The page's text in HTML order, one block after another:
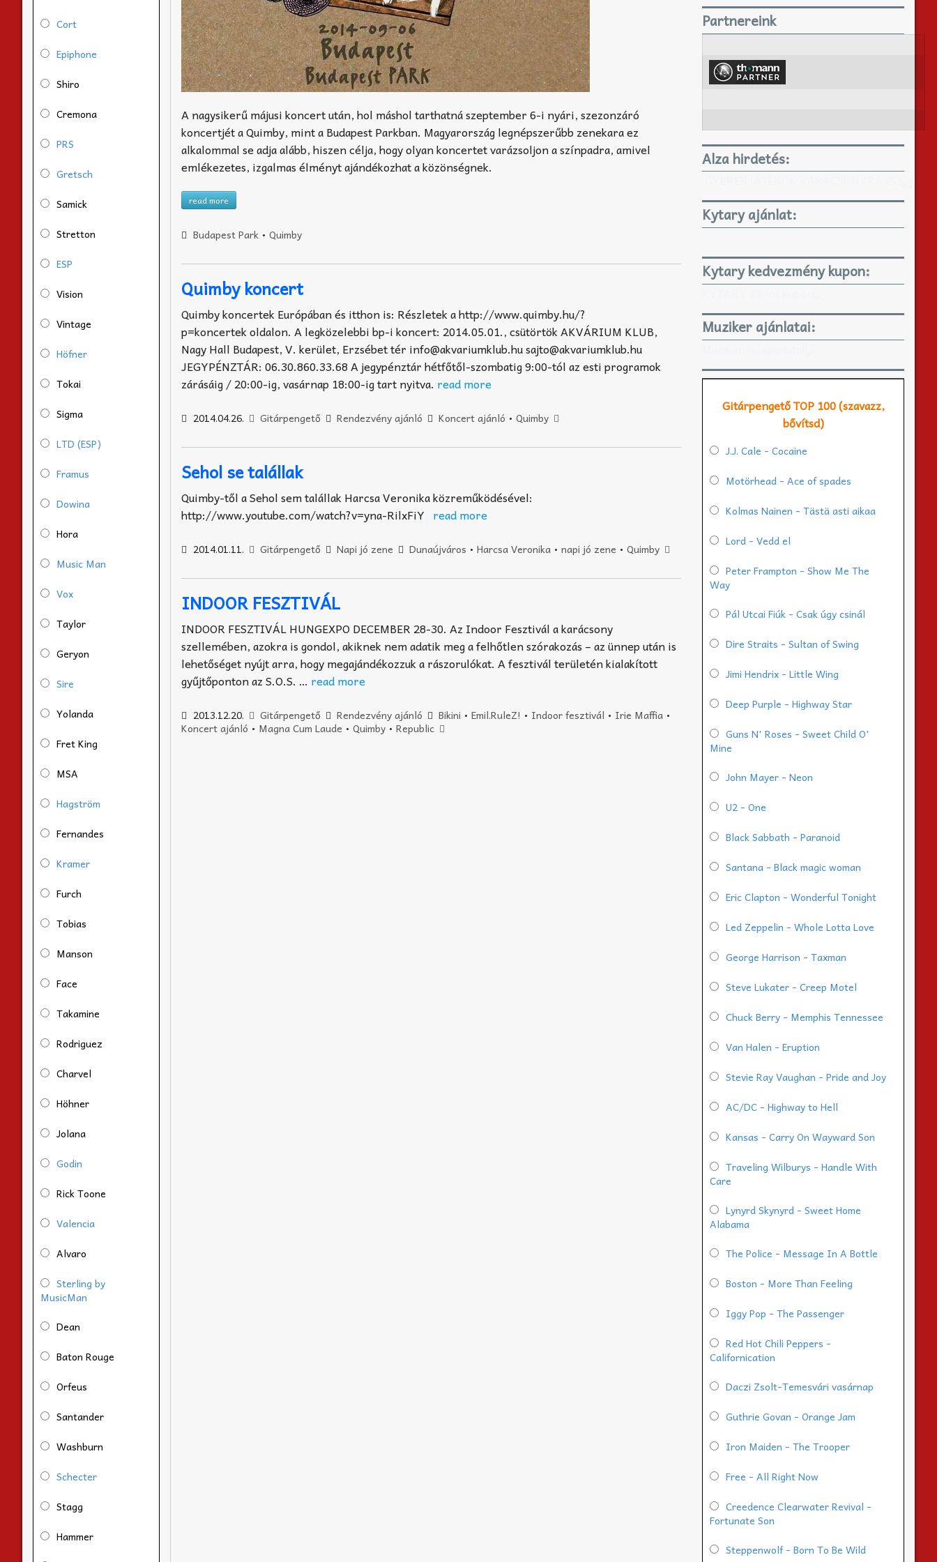
A nagysikerű májusi koncert után, hol máshol tarthatná szeptember 6-i nyári, szezonzáró
koncertjét a Quimby, mint a Budapest Parkban. Magyarország legnépszerűbb zenekara ez
alkalommal se adja alább, hiszen célja, hogy olyan koncertet varázsoljon a színpadra, amivel
emlékezetes, izgalmas élményt ajándékozhat a közönségnek.
read more
Budapest Park• Quimby
Quimby koncert
Quimby koncertek Európában és itthon is: Részletek a http://www.quimby.hu/?
p=koncertek oldalon. A legközelebbi bp-i koncert: 2014.05.01., csütörtök AKVÁRIUM KLUB,
Nagy Hall Budapest, V. kerület, Erzsébet tér info@akvariumklub.hu sajto@akvariumklub.hu
JEGYPÉNZTÁR: 06.30.860.33.68 A jegypénztár hétfőtől-szombatig 9:00-tól az esti programok
zárásáig / 20:00-ig, vasárnap 18:00-ig tart nyitva. read more
2014.04.26. Gitárpengető Rendezvény ajánló Koncert ajánló •Quimby
Sehol se talállak
Quimby-től a Sehol sem talállak Harcsa Veronika közreműködésével:
http://www.youtube.com/watch?v=yna-RilxFiY read more
2014.01.11. Gitárpengető Napi jó zene Dunaújváros •Harcsa Veronika •napi jó zene •Quimby
INDOOR FESZTIVÁL
INDOOR FESZTIVÁL HUNGEXPO DECEMBER 28-30. Az Indoor Fesztivál a karácsony
szellemében, azokra is gondol, akiknek nem adatik meg a felhőtlen szórakozás – az ünnep után is
lehetőséget nyújt arra, hogy megajándékozzuk a rászorulókat. A fesztivál területén kialakított
gyűjtőponton az S.O.S. … read more
2013.12.20. Gitárpengető Rendezvény ajánló Bikini •Emil.RuleZ! • Indoor fesztivál • Irie Maffia •
Koncert ajánló • Magna Cum Laude •Quimby •Republic
Cort
Epiphone
Shiro
Cremona
PRS
Gretsch
Samick
Stretton
ESP
Vision
Vintage
Höfner
Tokai
Sigma
LTD (ESP)
Framus
Dowina
Hora
Music Man
Vox
Taylor
Geryon
Sire
Yolanda
Fret King
MSA
Hagström
Fernandes
Kramer
Furch
Tobias
Manson
Face
Takamine
Rodriguez
Charvel
Höhner
Jolana
Godin
Rick Toone
Valencia
Alvaro
Sterling by
MusicMan
Dean
Baton Rouge
Orfeus
Santander
Washburn
Schecter
Stagg
Hammer
Partnereink
Alza hirdetés:
Kytary ajánlat:
Kytary kedvezmény kupon:
Muziker ajánlatai:
Gitárpengető TOP 100 (szavazz,
bővítsd)
J.J. Cale - Cocaine
Motörhead - Ace of spades
Kolmas Nainen - Tästä asti aikaa
Lord - Vedd el
Peter Frampton - Show Me The
Way
Pál Utcai Fiúk - Csak úgy csinál
Dire Straits - Sultan of Swing
Jimi Hendrix - Little Wing
Deep Purple - Highway Star
Guns N' Roses - Sweet Child O'
Mine
John Mayer - Neon
U2 - One
Black Sabbath - Paranoid
Santana - Black magic woman
Eric Clapton - Wonderful Tonight
Led Zeppelin - Whole Lotta Love
George Harrison - Taxman
Steve Lukater - Creep Motel
Chuck Berry - Memphis Tennessee
Van Halen - Eruption
Stevie Ray Vaughan - Pride and Joy
AC/DC - Highway to Hell
Kansas - Carry On Wayward Son
Traveling Wilburys - Handle With
Care
Lynyrd Skynyrd - Sweet Home
Alabama
The Police - Message In A Bottle
Boston - More Than Feeling
Iggy Pop - The Passenger
Red Hot Chili Peppers -
Californication
Daczi Zsolt-Temesvári vasárnap
Guthrie Govan - Orange Jam
Iron Maiden - The Trooper
Free - All Right Now
Creedence Clearwater Revival -
Fortunate Son
Steppenwolf - Born To Be Wild